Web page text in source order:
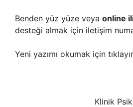
Benden yüz yüze veya online
desteği almak için iletişim
Yeni yazımı okumak için
Klinik